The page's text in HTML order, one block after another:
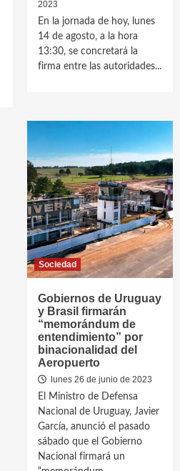
2023
En la jornada de hoy, lunes
14 de agosto, a la hora
13:30, se concretará la
firma entre las autoridades...
Sociedad
Gobiernos de Uruguay
y Brasil firmarán
“memorándum de
entendimiento” por
binacionalidad del
Aeropuerto
lunes 26 de junio de 2023
El Ministro de Defensa
Nacional de Uruguay, Javier
García, anunció el pasado
sábado que el Gobierno
Nacional firmará un